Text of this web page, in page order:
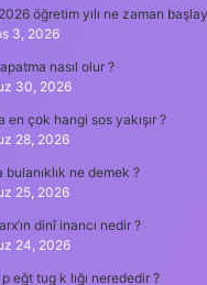
öğretim yılı ne zaman
3, 2026
nasıl olur ?
30, 2026
en çok hangi sos yakışır ?
28, 2026
bulanıklık ne demek ?
25, 2026
dinî inancı nedir ?
24, 2026
eğt tug k lığı nerededir ?